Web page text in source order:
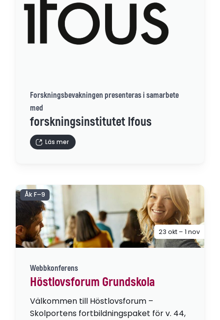
Forskningsbevakningen presenteras i samarbete
med
forskningsinstitutet Ifous
Läs mer
Webbkonferens
Höstlovsforum Grundskola
Välkommen till Höstlovsforum –
Skolportens fortbildningspaket för v. 44,
Åk F–9
23 okt – 1 nov